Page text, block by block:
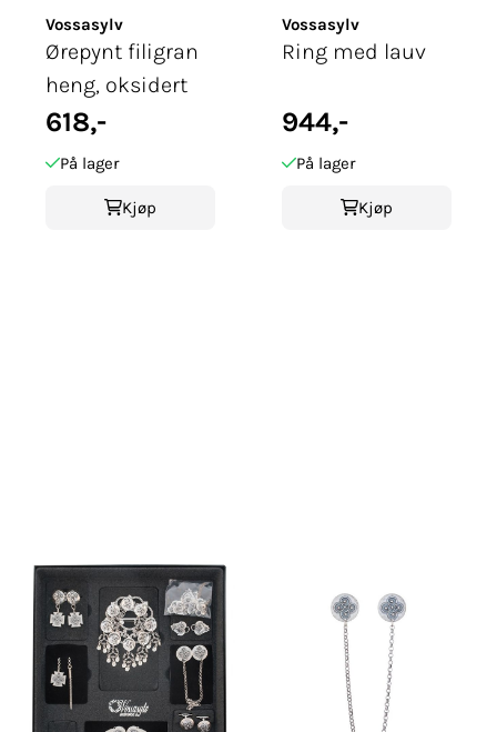
Vossasylv
Ørepynt filigran
heng, oksidert
618,-
På lager
Kjøp
Vossasylv
Ring med lauv
944,-
På lager
Kjøp